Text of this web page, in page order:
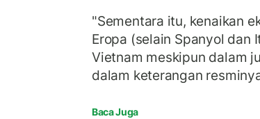
"Sementara itu, kenaikan
Eropa (selain Spanyol dan
Vietnam meskipun dalam
dalam keterangan
Baca Juga